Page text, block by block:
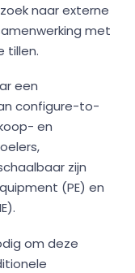
naar externe
met
tillen.
een
configure-to-
en
zijn
(PE) en
om deze